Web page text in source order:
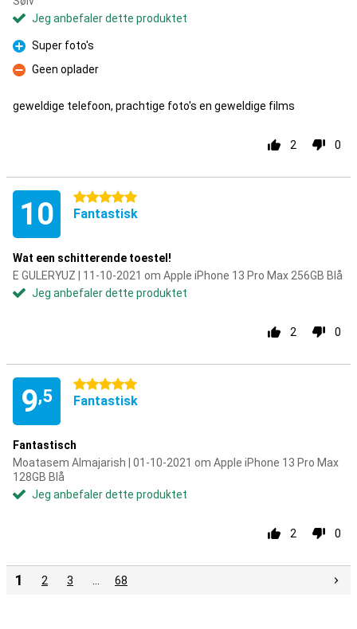
Jeg anbefaler dette produktet
Fordel
Super foto's
Ulempe
Geen oplader
geweldige telefoon, prachtige foto's en geweldige films
2 0
10 5 stjerner
Fantastisk
Wat een schitterende toestel!
E GULERYUZ | 11-10-2021 om Apple iPhone 13 Pro Max 256GB Blå
Jeg anbefaler dette produktet
2 0
9,5
5 stjerner
Fantastisk
Fantastisch
Moatasem Almajarish | 01-10-2021 om Apple iPhone 13 Pro Max
128GB Blå
Jeg anbefaler dette produktet
2 0
1 2 3 68